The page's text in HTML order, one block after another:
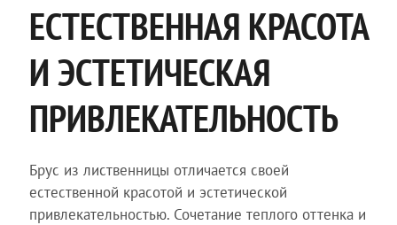
ЕСТЕСТВЕННАЯ КРАСОТА
И ЭСТЕТИЧЕСКАЯ
ПРИВЛЕКАТЕЛЬНОСТЬ
Брус из лиственницы отличается своей
естественной красотой и эстетической
привлекательностью. Сочетание теплого оттенка и